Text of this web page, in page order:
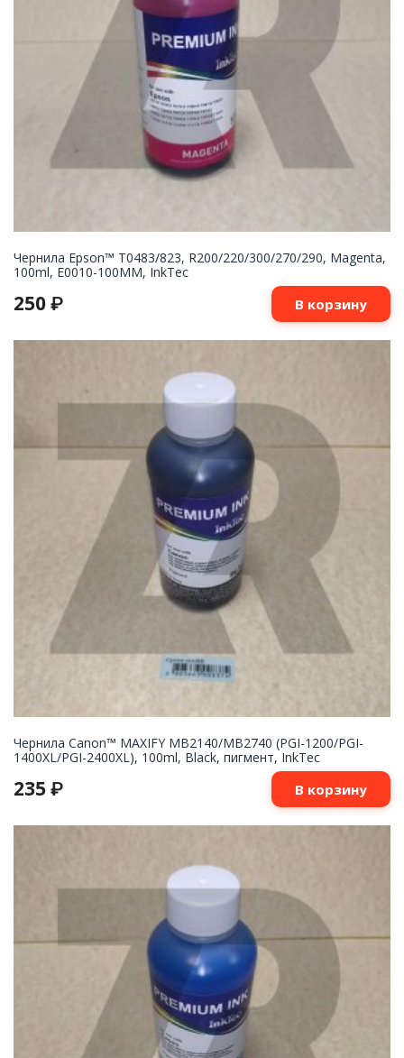
Чернила Epson™ T0483/823, R200/220/300/270/290, Magenta,
100ml, E0010-100MM, InkTec
250 ₽ В корзину
Чернила Canon™ MAXIFY MB2140/MB2740 (PGI-1200/PGI-
1400XL/PGI-2400XL), 100ml, Black, пигмент, InkTec
235 ₽ В корзину